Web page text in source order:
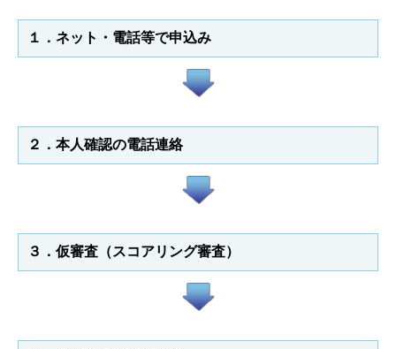
１．ネット・電話等で申込み
２．本人確認の電話連絡
３．仮審査（スコアリング審査）